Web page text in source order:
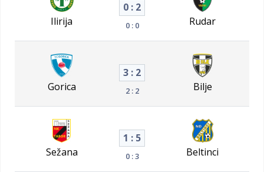
Ilirija
0 : 2
0 : 0 Rudar
Gorica
3 : 2
2 : 2 Bilje
Sežana
1 : 5
0 : 3 Beltinci